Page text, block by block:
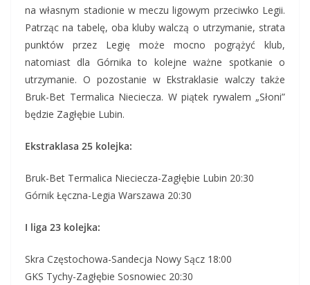
na własnym stadionie w meczu ligowym przeciwko Legii.
Patrząc na tabelę, oba kluby walczą o utrzymanie, strata
punktów przez Legię może mocno pogrążyć klub,
natomiast dla Górnika to kolejne ważne spotkanie o
utrzymanie. O pozostanie w Ekstraklasie walczy także
Bruk-Bet Termalica Nieciecza. W piątek rywalem „Słoni”
będzie Zagłębie Lubin.
Ekstraklasa 25 kolejka:
Bruk-Bet Termalica Nieciecza-Zagłębie Lubin 20:30
Górnik Łęczna-Legia Warszawa 20:30
I liga 23 kolejka:
Skra Częstochowa-Sandecja Nowy Sącz 18:00
GKS Tychy-Zagłębie Sosnowiec 20:30